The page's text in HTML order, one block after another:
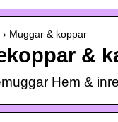
Muggar & koppar
&
Hem &